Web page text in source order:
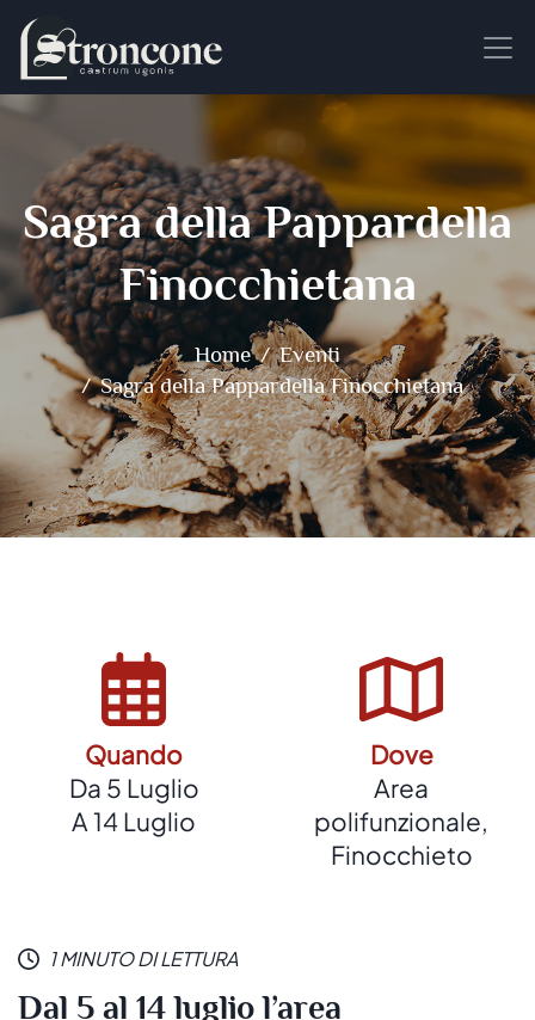
Sagra della Pappardella
Finocchietana
Home
Eventi
Sagra della Pappardella Finocchietana
Quando
Da 5 Luglio
A 14 Luglio
Dove
Area
polifunzionale,
Finocchieto
1 MINUTO DI LETTURA
Dal 5 al 14 luglio l’area